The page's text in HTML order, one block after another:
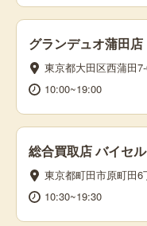
グランデュオ蒲田店
東京都大田区西蒲田
10:00~19:00
総合買取店 バイセ
東京都町田市原町田
10:30~19:30